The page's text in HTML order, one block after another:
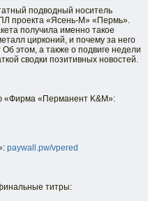
подводный носитель
проекта «Ясень-М» «Пермь».
получила именно такое
цирконий, и почему за него
этом, а также о подвиге недели
сводки позитивных новостей.
«Фирма «Перманент K&M»:
paywall.pw/vpered
титры: